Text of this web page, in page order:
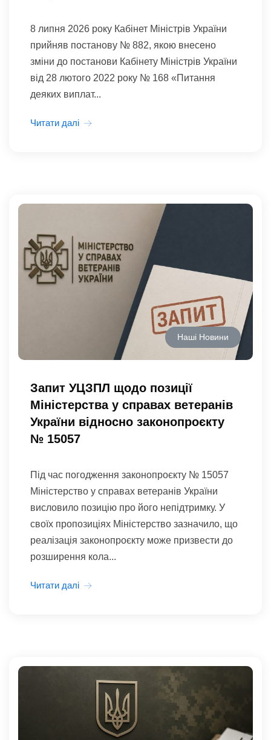
8 липня 2026 року Кабінет Міністрів України
прийняв постанову № 882, якою внесено
зміни до постанови Кабінету Міністрів України
від 28 лютого 2022 року № 168 «Питання
деяких виплат...
Читати далі
Наші Новини
Запит УЦЗПЛ щодо позиції
Міністерства у справах ветеранів
України відносно законопроєкту
№ 15057
Під час погодження законопроєкту № 15057
Міністерство у справах ветеранів України
висловило позицію про його непідтримку. У
своїх пропозиціях Міністерство зазначило, що
реалізація законопроєкту може призвести до
розширення кола...
Читати далі